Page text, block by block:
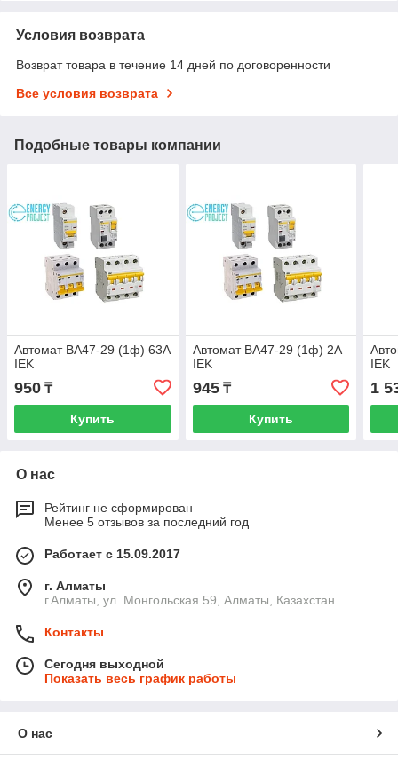
Условия возврата
Возврат товара в течение 14 дней по договоренности
Все условия возврата
Подобные товары компании
Автомат ВА47-29 (1ф) 63А
IEK
950 ₸
Купить
Автомат ВА47-29 (1ф) 2А
IEK
945₸
Купить
IEK
1
О нас
Рейтинг не сформирован
Менее 5 отзывов за последний год
Работает с 15.09.2017
г. Алматы
г.Алматы, ул. Монгольская 59, Алматы, Казахстан
Контакты
Сегодня выходной
Показать весь график работы
О нас